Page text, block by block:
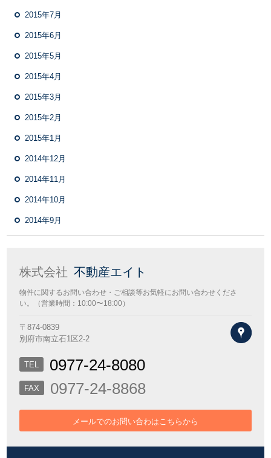
2015年7月
2015年6月
2015年5月
2015年4月
2015年3月
2015年2月
2015年1月
2014年12月
2014年11月
2014年10月
2014年9月
株式会社 不動産エイト
物件に関するお問い合わせ・ご相談等お気軽にお問い合わせくださ
い。（営業時間：10:00〜18:00）
〒874-0839
別府市南立石1区2-2
地図
TEL 0977-24-8080
FAX 0977-24-8868
メールでのお問い合わはこちらから